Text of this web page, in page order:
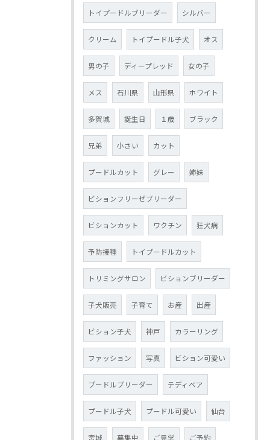
トイプードルブリーダー シルバー
クリーム トイプードル子犬 オス
男の子 ディープレッド 女の子
メス 石川県 山形県 ホワイト
多賀城 誕生日 １歳 ブラック
兄弟 小さい カット
プードルカット グレー 姉妹
ビションフリーゼブリーダー
ビションカット ワクチン 狂犬病
予防接種 トイプードルカット
トリミングサロン ビションブリーダー
子犬販売 子育て お産 出産
ビション子犬 神戸 カラーリング
ファッション 写真 ビション可愛い
プードルブリーダー テディベア
プードル子犬 プードル可愛い 仙台
宮城 募集中 ご見学 ご予約